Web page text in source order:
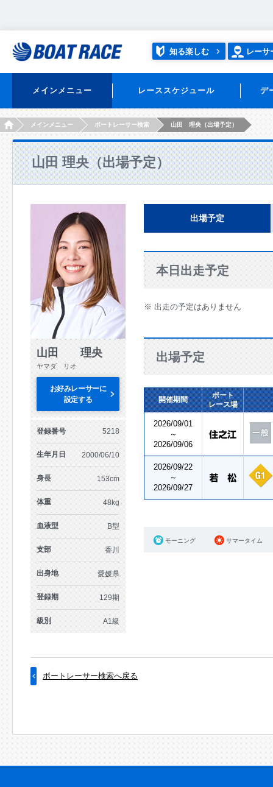
知る楽しむ レーサ
メインメニュー レーススケジュール デ
HOMEメインメニュー ボートレーサー検索 山田 理央（出場予定）
山田 理央（出場予定）
山田 理央
ヤマダ リオ
お好みレーサーに
設定する
登録番号 5218
生年月日 2000/06/10
身長 153cm
体重 48kg
血液型 B型
支部 香川
出身地 愛媛県
登録期 129期
級別 A1級
出場予定
本日出走予定
※ 出走の予定はありません
出場予定
開催期間
ボート
レース場
2026/09/01
～
2026/09/06
2026/09/22
～
2026/09/27
モーニング サマータイム
ボートレーサー検索へ戻る